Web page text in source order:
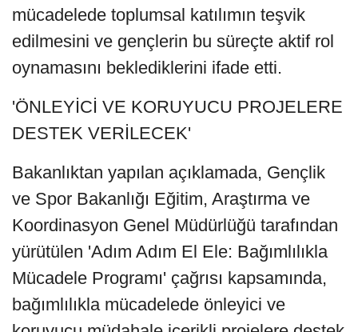
mücadelede toplumsal katılımın teşvik
edilmesini ve gençlerin bu süreçte aktif rol
oynamasını beklediklerini ifade etti.
'ÖNLEYİCİ VE KORUYUCU PROJELERE
DESTEK VERİLECEK'
Bakanlıktan yapılan açıklamada, Gençlik
ve Spor Bakanlığı Eğitim, Araştırma ve
Koordinasyon Genel Müdürlüğü tarafından
yürütülen 'Adım Adım El Ele: Bağımlılıkla
Mücadele Programı' çağrısı kapsamında,
bağımlılıkla mücadelede önleyici ve